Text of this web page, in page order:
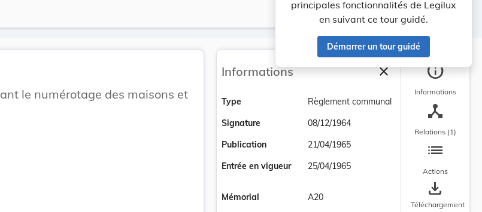
principales fonctionnalités de Legilux
en suivant ce tour guidé.
Démarrer un tour guidé
Lancer la recherche
Filtres
le numérotage des maisons et
Informations closeFermer la barre
Type
Règlement communal
Signature
08/12/1964
Publication
21/04/1965
Entrée en vigueur
25/04/1965
Mémorial A20
info
Informations
device_hub
Relations (1)
list
Actions
save_alt
Téléchargement